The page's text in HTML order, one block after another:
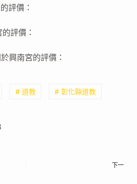
評價：
評價：
興南宮的評價：
# 道教 # 彰化縣道教
下一